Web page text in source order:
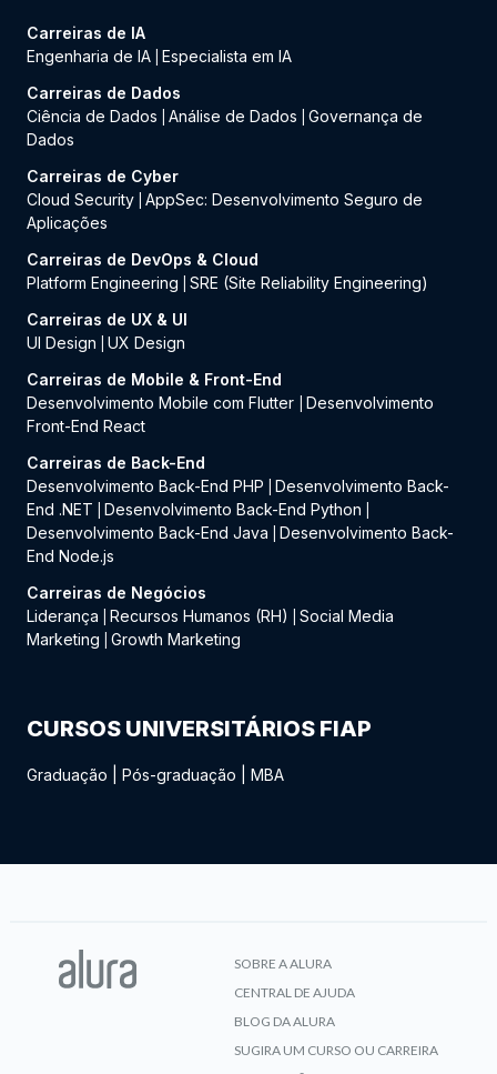
Carreiras de IA
Engenharia de IA Especialista em IA
Carreiras de Dados
Ciência de Dados
Análise de Dados
Governança de
Dados
Carreiras de Cyber
Cloud Security AppSec: Desenvolvimento Seguro de
Aplicações
Carreiras de DevOps & Cloud
Platform Engineering
SRE (Site Reliability Engineering)
Carreiras de UX & UI
UI Design
UX Design
Carreiras de Mobile & Front-End
Desenvolvimento Mobile com Flutter
Desenvolvimento
Front-End React
Carreiras de Back-End
Desenvolvimento Back-End PHP
Desenvolvimento Back-
End .NET
Desenvolvimento Back-End Python
Desenvolvimento Back-End Java
Desenvolvimento Back-
End Node.js
Carreiras de Negócios
Liderança
Recursos Humanos (RH)
Social Media
Marketing
Growth Marketing
CURSOS UNIVERSITÁRIOS FIAP
Graduação Pós-graduação MBA
SOBRE A ALURA
CENTRAL DE AJUDA
BLOG DA ALURA
SUGIRA UM CURSO OU CARREIRA